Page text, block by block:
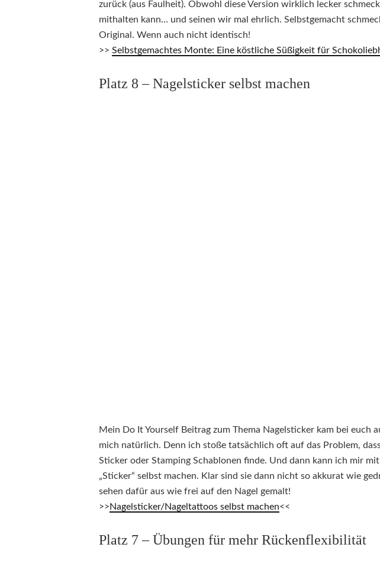
zurück (aus Faulheit). Obwohl diese Version wirklich lecker
mithalten kann… und seinen wir mal ehrlich. Selbstgemacht
Original. Wenn auch nicht identisch!
>> Selbstgemachtes Monte: Eine köstliche Süßigkeit für
Platz 8 – Nagelsticker selbst machen
Mein Do It Yourself Beitrag zum Thema Nagelsticker kam bei euch
mich natürlich. Denn ich stoße tatsächlich oft auf das Problem,
Sticker oder Stamping Schablonen finde. Und dann kann ich mir
„Sticker“ selbst machen. Klar sind sie dann nicht so akkurat wie
sehen dafür aus wie frei auf den Nagel gemalt!
>>Nagelsticker/Nageltattoos selbst machen<<
Platz 7 – Übungen für mehr Rückenflexibilität